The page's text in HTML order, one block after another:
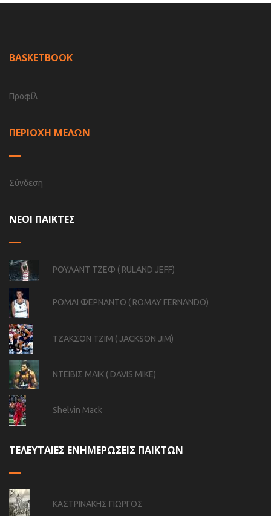
BASKETBOOK
Προφίλ
ΠΕΡΙΟΧΗ ΜΕΛΩΝ
Σύνδεση
ΝΕΟΙ ΠΑΙΚΤΕΣ
ΡΟΥΛΑΝΤ ΤΖΕΦ ( RULAND JEFF)
ΡΟΜΑΙ ΦΕΡΝΑΝΤΟ ( ROMAY FERNANDO)
ΤΖΑΚΣΟΝ ΤΖΙΜ ( JACKSON JIM)
ΝΤΕΙΒΙΣ ΜΑΙΚ ( DAVIS MIKE)
Shelvin Mack
ΤΕΛΕΥΤΑΙΕΣ ΕΝΗΜΕΡΩΣΕΙΣ ΠΑΙΚΤΩΝ
ΚΑΣΤΡΙΝΑΚΗΣ ΓΙΩΡΓΟΣ